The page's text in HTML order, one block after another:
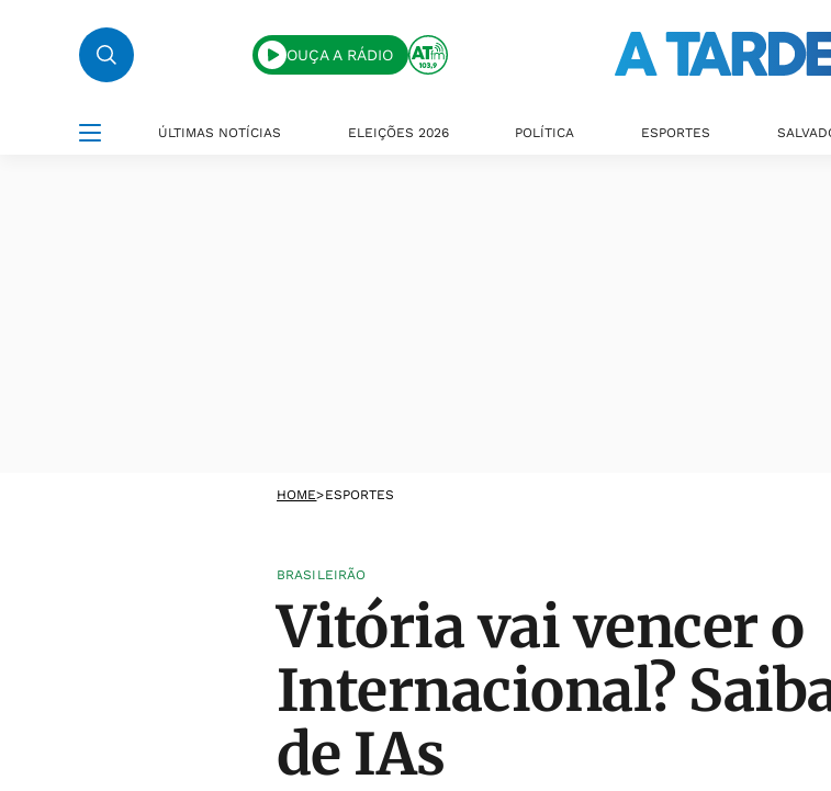
OUÇA A RÁDIO
ÚLTIMAS NOTÍCIAS ELEIÇÕES 2026 POLÍTICA ESPORTES
HOME>ESPORTES
BRASILEIRÃO
Vitória vai vencer o
Internacional?
de IAs